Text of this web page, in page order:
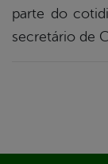
parte do
secretário de